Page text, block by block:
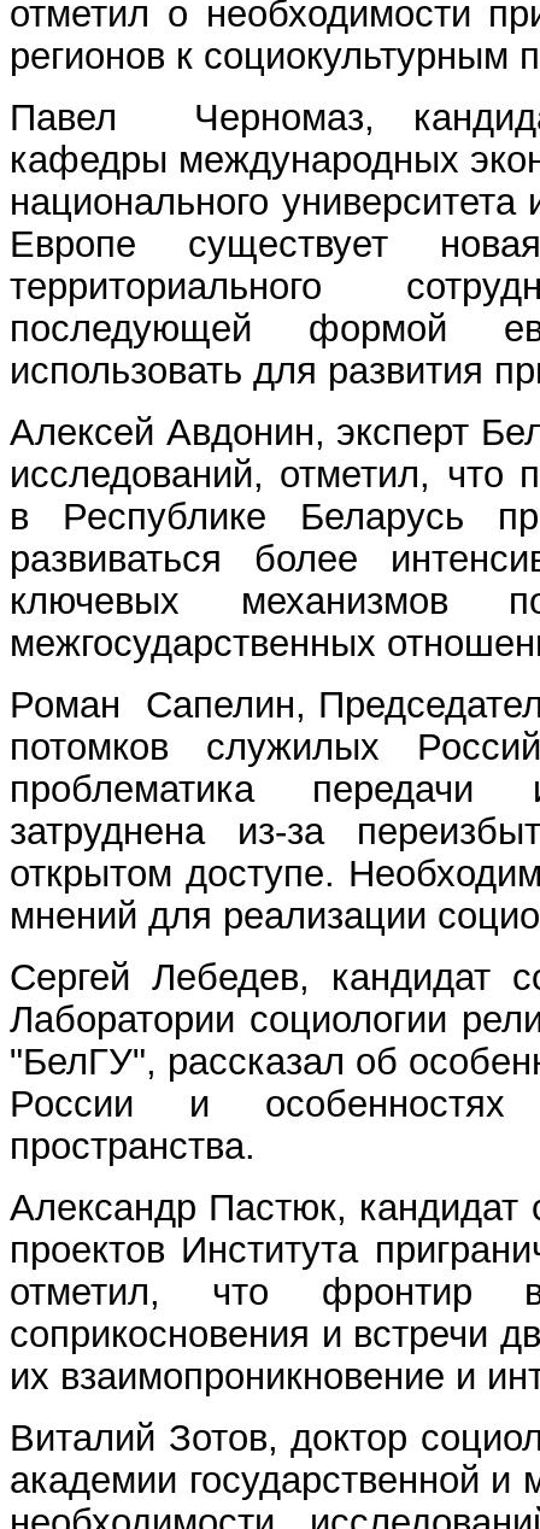
отметил о необходимости
регионов к социокультурным
Павел Черномаз,
кафедры международных
национального
Европе существует
территориального
последующей формой
использовать для развития
Алексей Авдонин, эксперт
исследований, отметил, что
в Республике Беларусь
развиваться более
ключевых механизмов
межгосударственных
Роман Сапелин,
потомков служилых
проблематика
затруднена из-за
открытом доступе.
мнений для реализации
Сергей Лебедев, кандидат
Лаборатории социологии
"БелГУ", рассказал об
России и особенностях
пространства.
Александр Пастюк, кандидат
проектов Института
отметил, что
соприкосновения и встречи
их взаимопроникновение и
Виталий Зотов, доктор
академии государственной